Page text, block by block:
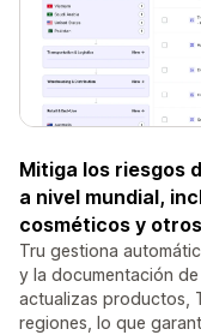
Mitiga los riesgos
a nivel mundial,
cosméticos y
Tru gestiona
y la documentación
actualizas productos,
regiones, lo que